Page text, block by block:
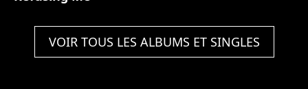
VOIR TOUS LES ALBUMS ET SINGLES